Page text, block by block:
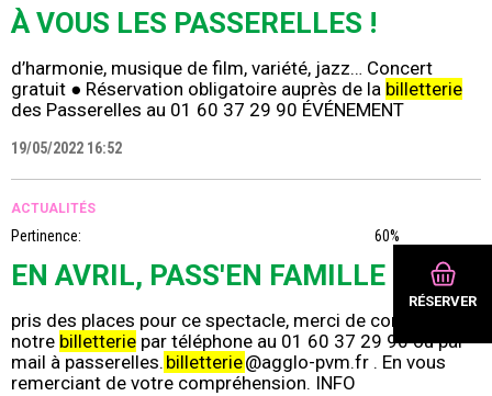
RÉSERVER
À VOUS LES PASSERELLES !
d’harmonie, musique de film, variété, jazz… Concert
gratuit ● Réservation obligatoire auprès de la billetterie
des Passerelles au 01 60 37 29 90 ÉVÉNEMENT
19/05/2022 16:52
ACTUALITÉS
Pertinence: 60%
EN AVRIL, PASS'EN FAMILLE !
pris des places pour ce spectacle, merci de contacter
notre billetterie par téléphone au 01 60 37 29 90 ou par
mail à passerelles. billetterie@agglo-pvm.fr . En vous
remerciant de votre compréhension. INFO